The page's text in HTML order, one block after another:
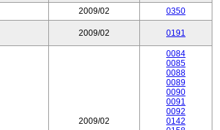
2009/02
0350
2009/02 0191
2009/02
0084
0085
0088
0089
0090
0091
0092
0142